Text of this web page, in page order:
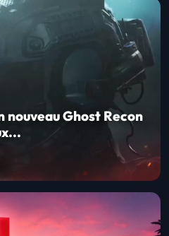
Ghost Recon